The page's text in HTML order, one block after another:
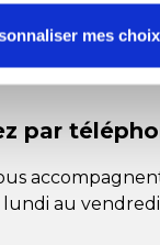
mes choix
Couteau à
Couteau
UNE
par
au